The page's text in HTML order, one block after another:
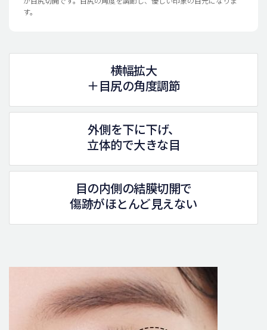
す。
横幅拡大
＋目尻の角度調節
外側を下に下げ、
立体的で大きな目
目の内側の結膜切開で
傷跡がほとんど見えない